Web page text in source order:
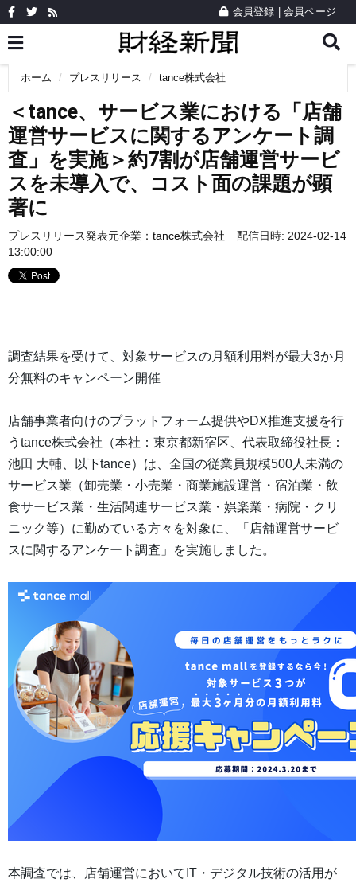
会員登録 会員ページ
ホーム プレスリリース tance株式会社
＜tance、サービス業における「店舗
運営サービスに関するアンケート調
査」を実施＞約7割が店舗運営サービ
スを未導入で、コスト面の課題が顕
著に
プレスリリース発表元企業： tance株式会社
配信日時: 2024-02-14
13:00:00
調査結果を受けて、対象サービスの月額利用料が最大3か月
分無料のキャンペーン開催
店舗事業者向けのプラットフォーム提供やDX推進支援を行
うtance株式会社（本社：東京都新宿区、代表取締役社長：
池田 大輔、以下tance）は、全国の従業員規模500人未満の
サービス業（卸売業・小売業・商業施設運営・宿泊業・飲
食サービス業・生活関連サービス業・娯楽業・病院・クリ
ニック等）に勤めている方々を対象に、「店舗運営サービ
スに関するアンケート調査」を実施しました。
本調査では、店舗運営においてIT・デジタル技術の活用が